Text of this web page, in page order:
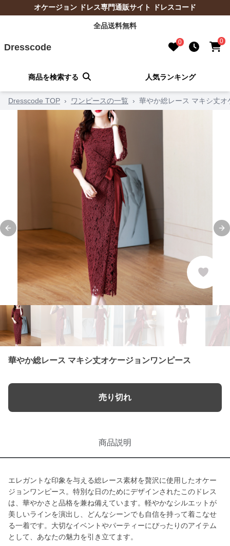
オケージョン ドレス専門通販サイト ドレスコード
全品送料無料
Dresscode 0 0
商品を検索する 人気ランキング
Dresscode TOP › ワンピースの一覧 › 華やか総レース マキシ丈
Previous slide
華やか総レース マキシ丈オケージョンワンピース
売り切れ
商品説明
エレガントな印象を与える総レース素材を贅沢に使用したオケー
ジョンワンピース。特別な日のためにデザインされたこのドレス
は、華やかさと品格を兼ね備えています。軽やかなシルエットが
美しいラインを演出し、どんなシーンでも自信を持って着こなせ
る一着です。大切なイベントやパーティーにぴったりのアイテム
として、あなたの魅力を引き立てます。